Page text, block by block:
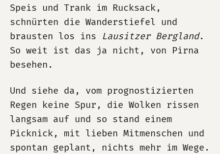
Speis und Trank im Rucksack,
schnürten die Wanderstiefel und
brausten los ins Lausitzer Bergland.
So weit ist das ja nicht, von Pirna
besehen.
Und siehe da, vom prognostizierten
Regen keine Spur, die Wolken rissen
langsam auf und so stand einem
Picknick, mit lieben Mitmenschen und
spontan geplant, nichts mehr im Wege.